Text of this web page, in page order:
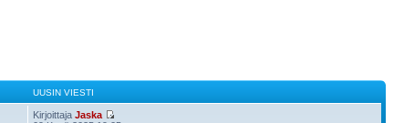
UUSIN VIESTI
KirjoittajaJaska